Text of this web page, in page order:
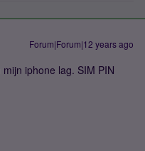
Forum|Forum|12 years ago
iphone lag. SIM PIN